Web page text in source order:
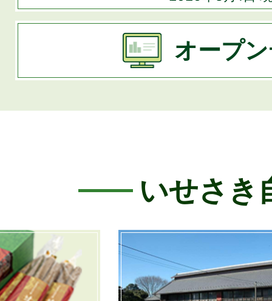
オープ
いせさき
1
目